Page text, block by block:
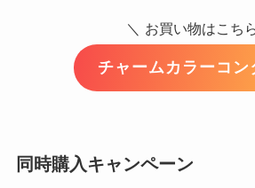
＼ お買い物はこち
チャームカラーコン
同時購入キャンペーン